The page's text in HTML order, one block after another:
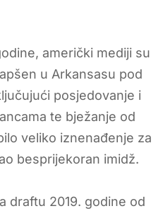
američki mediji su
u Arkansasu pod
posjedovanje i
te bježanje od
veliko iznenađenje za
besprijekoran imidž.
draftu 2019. godine od